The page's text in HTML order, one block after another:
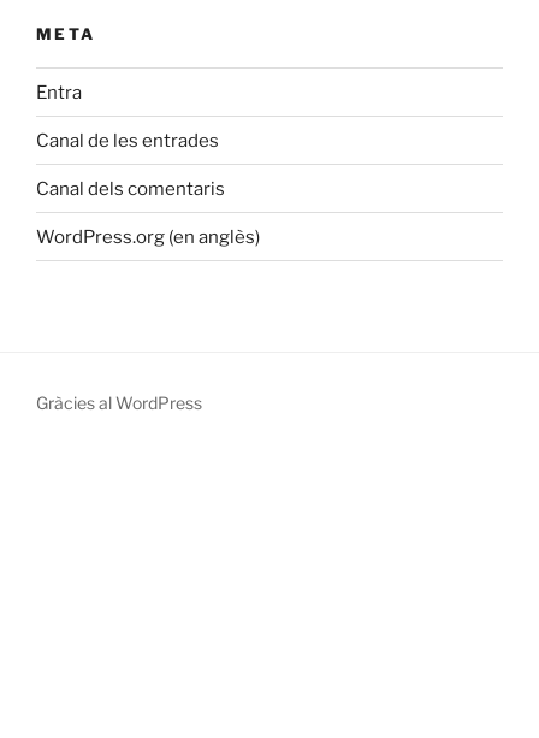
META
Entra
Canal de les entrades
Canal dels comentaris
WordPress.org (en anglès)
Gràcies al WordPress